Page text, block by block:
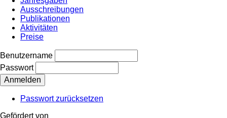
Ausschreibungen
Publikationen
Aktivitäten
Preise
Benutzername
Passwort
Passwort zurücksetzen
Gefördert von